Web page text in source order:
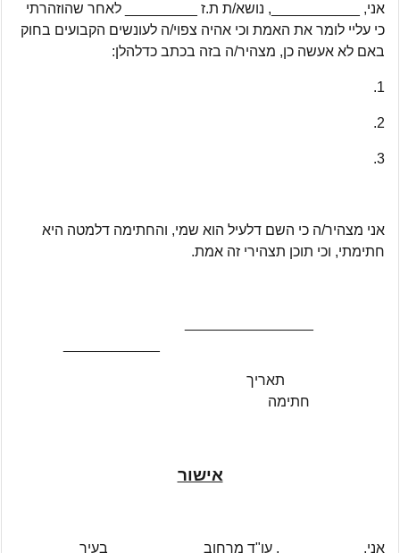
אני, ___________, נושא/ת ת.ז _________ לאחר שהוזהרתי
כי עליי לומר את האמת וכי אהיה צפוי/ה לעונשים הקבועים בחוק
באם לא אעשה כן, מצהיר/ה בזה בכתב כדלהלן:
1.
2.
3.
אני מצהיר/ה כי השם דלעיל הוא שמי, והחתימה דלמטה היא
חתימתי, וכי תוכן תצהירי זה אמת.
תאריך
חתימה
אישור
אני, __________, עו"ד מרחוב ___________ בעיר